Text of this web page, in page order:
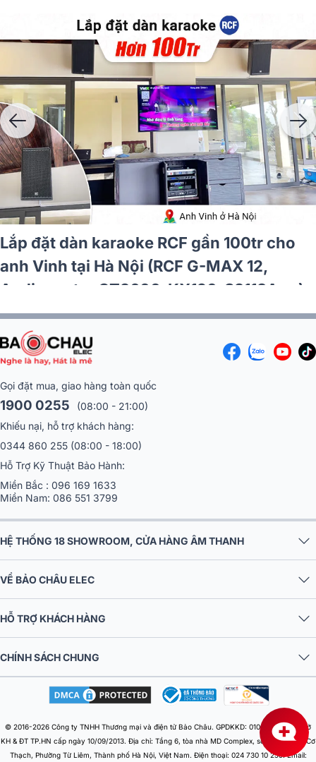
Lắp đặt dàn karaoke RCF gần 100tr cho
anh Vinh tại Hà Nội (RCF G-MAX 12,
Audiocenter CT3600, KX190, S3118A,…)
Gọi đặt mua, giao hàng toàn quốc
1900 0255
(08:00 - 21:00)
Khiếu nại, hỗ trợ khách hàng:
0344 860 255 (08:00 - 18:00)
Hỗ Trợ Kỹ Thuật Bảo Hành:
Miền Bắc : 096 169 1633
Miền Nam: 086 551 3799
HỆ THỐNG 18 SHOWROOM, CỬA HÀNG ÂM THANH
VỀ BẢO CHÂU ELEC
HỖ TRỢ KHÁCH HÀNG
CHÍNH SÁCH CHUNG
© 2016-2026 Công ty TNHH Thương mại và điện tử Bảo Châu. GPDKKD: 0106303879 do Sở
KH & ĐT TP.HN cấp ngày 10/09/2013. Địa chỉ: Tầng 6, tòa nhà MD Complex, số 68 Nguyễn Cơ
Thạch, Phường Từ Liêm, Thành phố Hà Nội, Việt Nam. Điện thoại: 024 730 10 255. Email: